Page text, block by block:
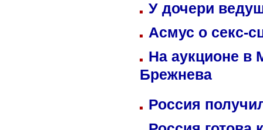
У дочери
Асмус о секс-
На аукционе в
Брежнева
Россия